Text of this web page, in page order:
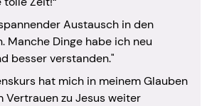
Austausch in den
Manche Dinge habe ich neu
besser verstanden."
hat mich in meinem Glauben
Vertrauen zu Jesus weiter